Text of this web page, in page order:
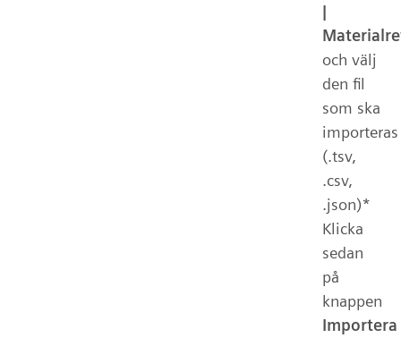
|
och välj
den fil
som ska
importeras
(.tsv,
.csv,
.json)*
Klicka
sedan
på
knappen
Importera